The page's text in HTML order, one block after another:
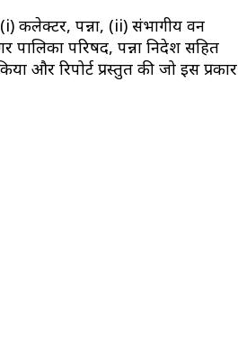
कलेक्टर, पन्ना, (ii) संभागीय वन
पालिका परिषद, पन्ना निदेश सहित
और रिपोर्ट प्रस्तुत की जो इस प्रकार